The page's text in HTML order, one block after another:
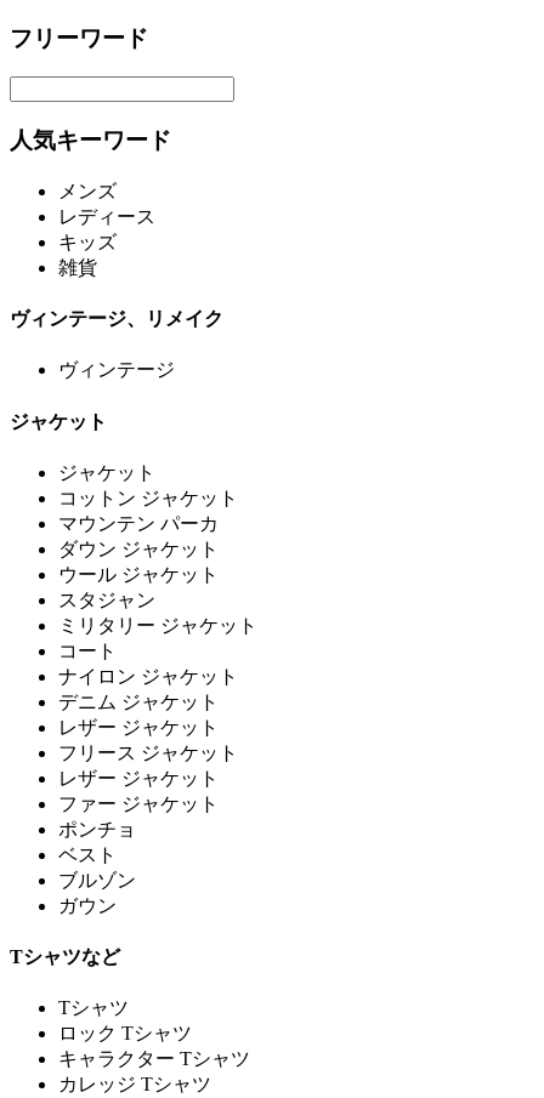
フリーワード
人気キーワード
メンズ
レディース
キッズ
雑貨
ヴィンテージ、リメイク
ヴィンテージ
ジャケット
ジャケット
コットン ジャケット
マウンテン パーカ
ダウン ジャケット
ウール ジャケット
スタジャン
ミリタリー ジャケット
コート
ナイロン ジャケット
デニム ジャケット
レザー ジャケット
フリース ジャケット
レザー ジャケット
ファー ジャケット
ポンチョ
ベスト
ブルゾン
ガウン
Tシャツなど
Tシャツ
ロック Tシャツ
キャラクター Tシャツ
カレッジ Tシャツ